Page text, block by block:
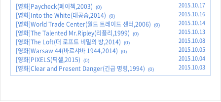
[영화]Paycheck(페이첵,2003) (0) 2015.10.17
[영화]Into the White(대공습,2014) (0) 2015.10.16
[영화]World Trade Center(월드 트레이드 센터,2006) (0) 2015.10.14
[영화]The Talented Mr.Ripley(리플리,1999) (0) 2015.10.13
[영화]The Loft(더 로프트 비밀의 방,2014) (0) 2015.10.08
[영화]Warsaw 44(바르샤바 1944,2014) (0) 2015.10.05
[영화]PIXELS(픽셀,2015) (0) 2015.10.04
[영화]Clear and Present Danger(긴급 명령,1994) (0) 2015.10.03